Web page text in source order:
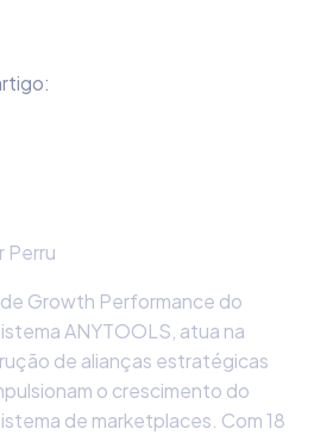
Perru
Growth Performance do
ANYTOOLS, atua na
de alianças estratégicas
o crescimento do
de marketplaces. Com 18